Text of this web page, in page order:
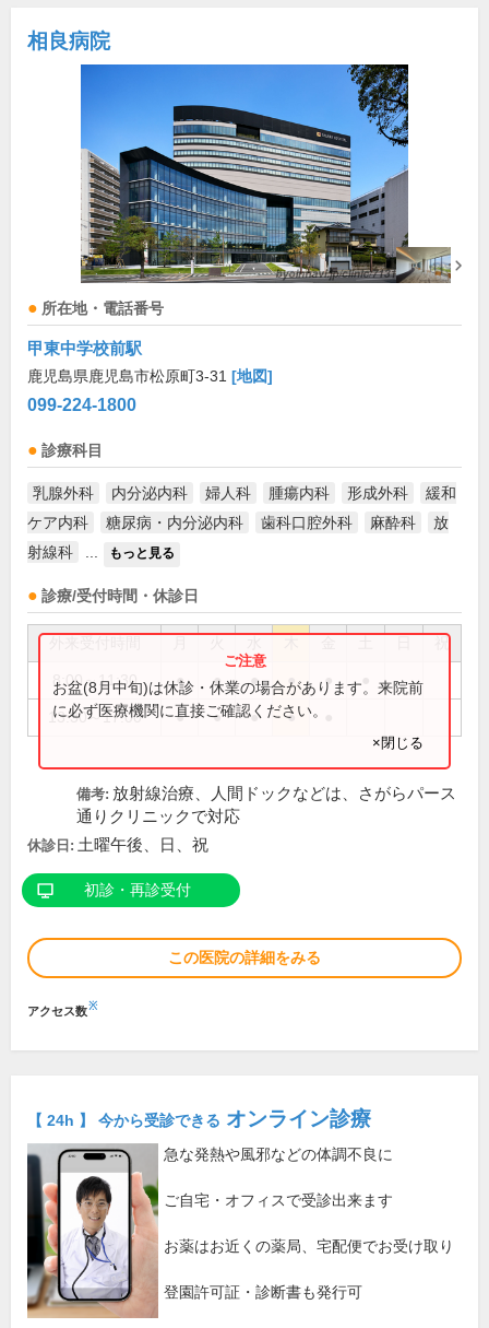
相良病院
所在地・電話番号
甲東中学校前駅
鹿児島県鹿児島市松原町3-31 [地図]
099-224-1800
診療科目
乳腺外科 内分泌内科 婦人科 腫瘍内科 形成外科
緩和
ケア内科
糖尿病・内分泌内科 歯科口腔外科 麻酔科
放
射線科
もっと見る
診療/受付時間・休診日
祝
8:00～11:30 ● ● ● ● ●
13:30～17:00 ● ● ● ●
お盆(8月中旬)は休診・休業の場合があります。来院前
に必ず医療機関に直接ご確認ください。
×閉じる
備考: 放射線治療、人間ドックなどは、さがらパース
通りクリニックで対応
休診日: 土曜午後、日、祝
初診・再診受付
この医院の詳細をみる
アクセス数※
【 24h 】 今から受診できる オンライン診療
急な発熱や風邪などの体調不良に
ご自宅・オフィスで受診出来ます
お薬はお近くの薬局、宅配便でお受け取り
登園許可証・診断書も発行可